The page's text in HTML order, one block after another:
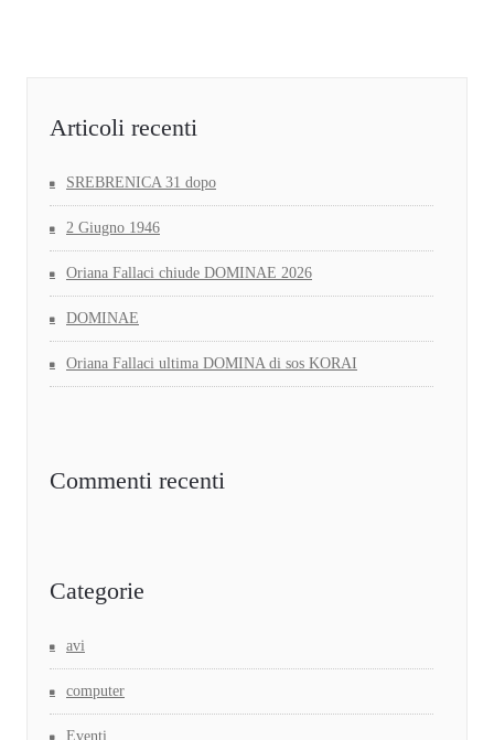
Articoli recenti
SREBRENICA 31 dopo
2 Giugno 1946
Oriana Fallaci chiude DOMINAE 2026
DOMINAE
Oriana Fallaci ultima DOMINA di sos KORAI
Commenti recenti
Categorie
avi
computer
Eventi